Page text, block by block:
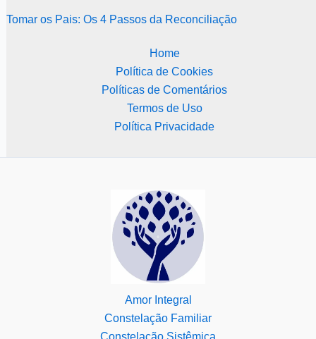
Tomar os Pais: Os 4 Passos da Reconciliação
Home
Política de Cookies
Políticas de Comentários
Termos de Uso
Política Privacidade
Amor Integral
Constelação Familiar